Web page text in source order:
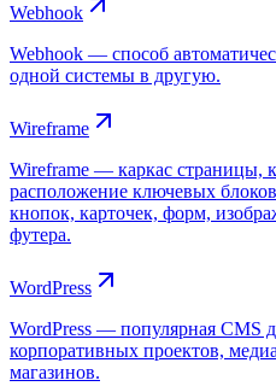
Webhook
Webhook — способ
одной системы в другую.
Wireframe
Wireframe — каркас страницы,
расположение ключевых
кнопок, карточек, форм,
футера.
WordPress
WordPress — популярная CMS
корпоративных проектов,
магазинов.